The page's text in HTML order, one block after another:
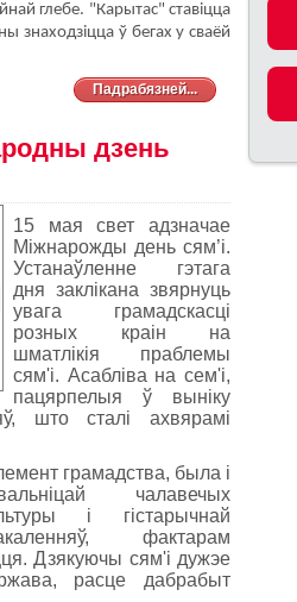
глебе. "Карытас" ставіцца
знаходзіцца ў бегах у сваёй
Падрабязней...
дзень
15 мая свет адзначае
Міжнарожды день сям’і.
Устанаўленне гэтага
дня заклікана звярнуць
увага грамадскасці
розных краін на
шматлікія праблемы
сям'і. Асабліва на сем'і,
пацярпелыя ў выніку
што сталі ахвярамі
грамадства, была і
чалавечых
і гістарычнай
фактарам
Дзякуючы сям'і дужэе
расце дабрабыт